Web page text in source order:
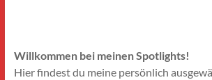
Willkommen bei meinen Spotlights!
Hier findest du meine persönlich